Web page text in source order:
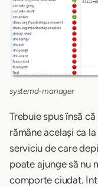
systemd-manager
Trebuie spus însă
rămâne același ca
serviciu de care
poate ajunge să nu
comporte ciudat.